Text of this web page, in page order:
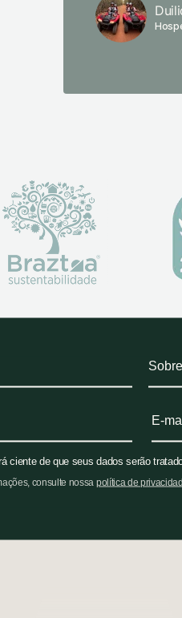
ciente de que seus dados serão
consulte nossa política de